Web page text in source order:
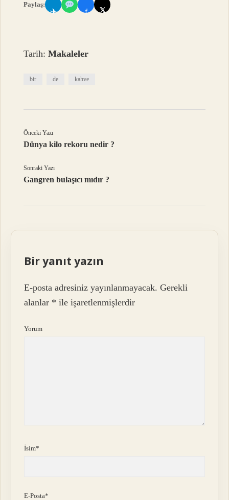
Paylaş:
✈ f 𝕏
Tarih:Makaleler
bir de kahve
Önceki Yazı
Dünya kilo rekoru nedir ?
Sonraki Yazı
Gangren bulaşıcı mıdır ?
Bir yanıt yazın
E-posta adresiniz yayınlanmayacak. Gerekli
alanlar * ile işaretlenmişlerdir
Yorum
İsim*
E-Posta*